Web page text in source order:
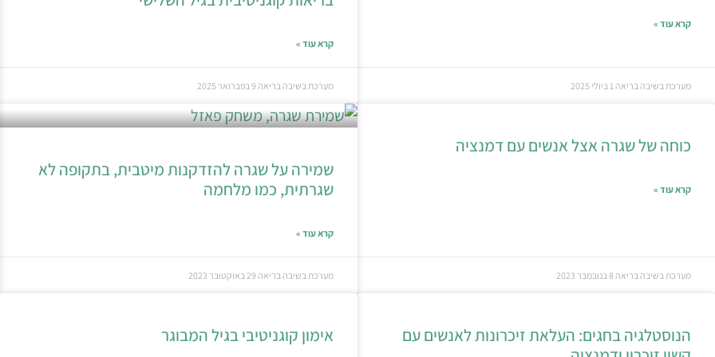
קרא עוד »
מערכת בשיבה בריאה 1 ביולי 2025
קרא עוד »
מערכת בשיבה בריאה 9 בפברואר 2025
כוחה של שגרה אצל אנשים עם דמנציה
קרא עוד »
מערכת בשיבה בריאה 8 בנובמבר 2023
שמירה על שגרה להזדקנות מיטבית, בתקופה לא
שגרתית, כמו מלחמה
קרא עוד »
מערכת בשיבה בריאה 29 באוקטובר 2023
הנוסטלגיה בחגים: העלאת זיכרונות לאנשים עם
אימון קוגניטיבי בגיל המבוגר